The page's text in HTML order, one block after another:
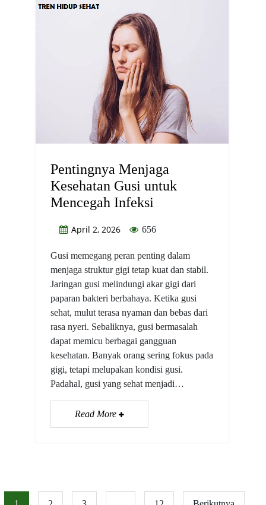
Pentingnya Menjaga
Kesehatan Gusi untuk
Mencegah Infeksi
April 2, 2026 656
Gusi memegang peran penting dalam
menjaga struktur gigi tetap kuat dan stabil.
Jaringan gusi melindungi akar gigi dari
paparan bakteri berbahaya. Ketika gusi
sehat, mulut terasa nyaman dan bebas dari
rasa nyeri. Sebaliknya, gusi bermasalah
dapat memicu berbagai gangguan
kesehatan. Banyak orang sering fokus pada
gigi, tetapi melupakan kondisi gusi.
Padahal, gusi yang sehat menjadi…
Read More